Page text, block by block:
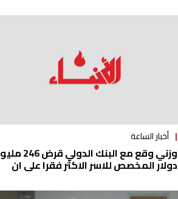
أخبار الساعة
وزني وقع مع البنك
دولار المخصص للاسر الاكثر فقرا على ان
يحيله لاحقا بمشروع قانون الى مجلس
النواب